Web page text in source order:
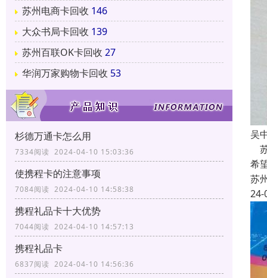
苏州电商卡回收 146
大众书局卡回收 139
苏州百联OK卡回收 27
华润万家购物卡回收 53
杉德万通卡怎么用
7334阅读 2024-04-10 15:03:36
使携程卡的注意事项
7084阅读 2024-04-10 14:58:38
携程礼品卡十大优势
7044阅读 2024-04-10 14:57:13
携程礼品卡
6837阅读 2024-04-10 14:56:36
吴
希
苏
24-